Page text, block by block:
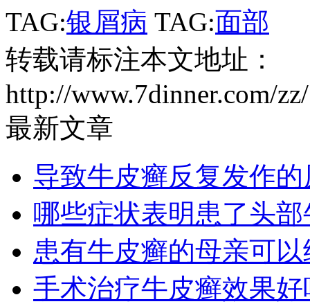
TAG:银屑病 TAG:面部
转载请标注本文地址：
http://www.7dinner.com/
最新文章
导致牛皮癣反复发作的
哪些症状表明患了头
患有牛皮癣的母亲可
手术治疗牛皮癣效果好